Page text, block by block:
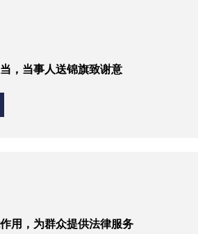
，当事人送锦旗致谢意
用，为群众提供法律服务